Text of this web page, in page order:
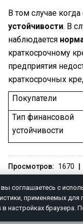
В том случае
устойчивости. В
наблюдается
краткосрочному
предприятия
краткосрочных
Покупатели
Тип финансовой
устойчивости
Просмотров: 1670
НОВОСТИ
соглашаетесь с
применяемых
настройках браузера.